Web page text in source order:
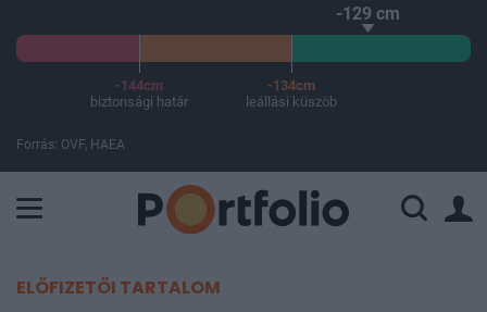
-129 cm
-144cm
biztonsági határ
-134cm
leállási küszöb
Forrás: OVF, HAEA
ELŐFIZETŐI TARTALOM